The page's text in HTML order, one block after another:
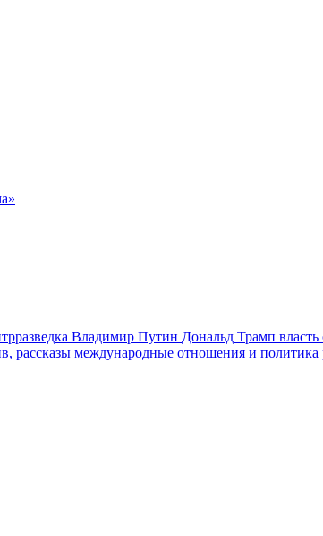
Владимир Путин Дональд Трамп власть
рассказы международные отношения и политика